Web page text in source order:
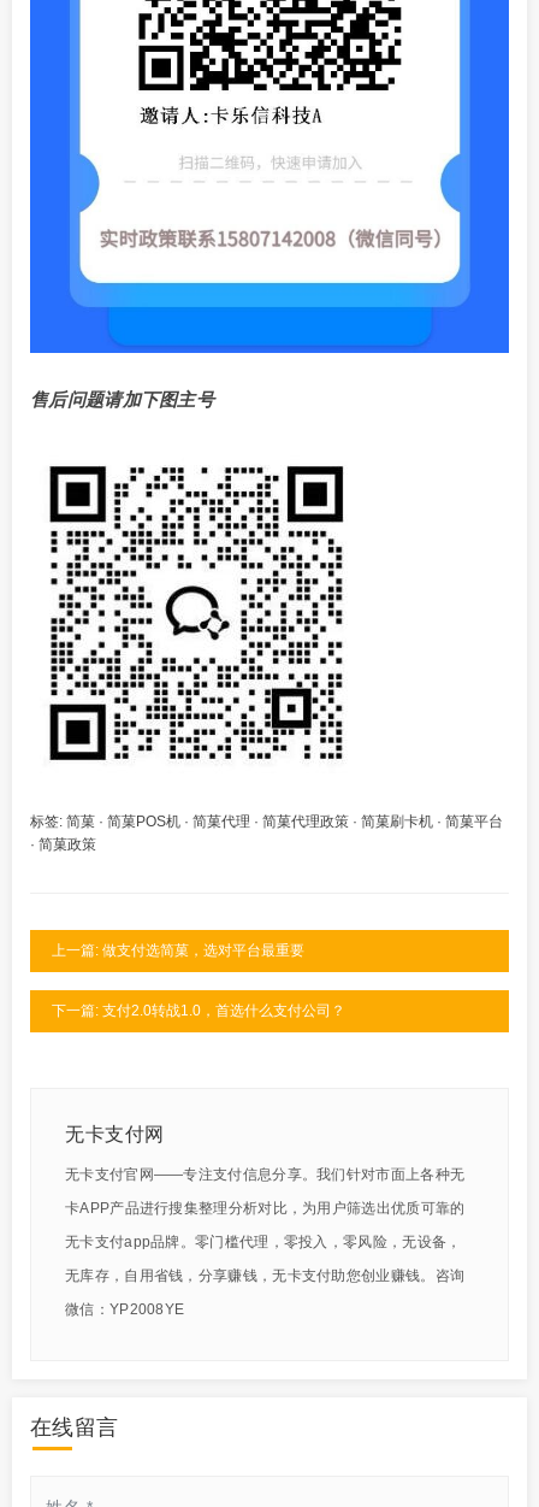
售后问题请加下图主号
标签: 简菓 · 简菓POS机 · 简菓代理 · 简菓代理政策 · 简菓刷卡机 · 简菓平台
· 简菓政策
上一篇: 做支付选简菓，选对平台最重要
下一篇: 支付2.0转战1.0，首选什么支付公司？
无卡支付网
无卡支付官网——专注支付信息分享。我们针对市面上各种无
卡APP产品进行搜集整理分析对比，为用户筛选出优质可靠的
无卡支付app品牌。零门槛代理，零投入，零风险，无设备，
无库存，自用省钱，分享赚钱，无卡支付助您创业赚钱。咨询
微信：YP2008YE
在线留言